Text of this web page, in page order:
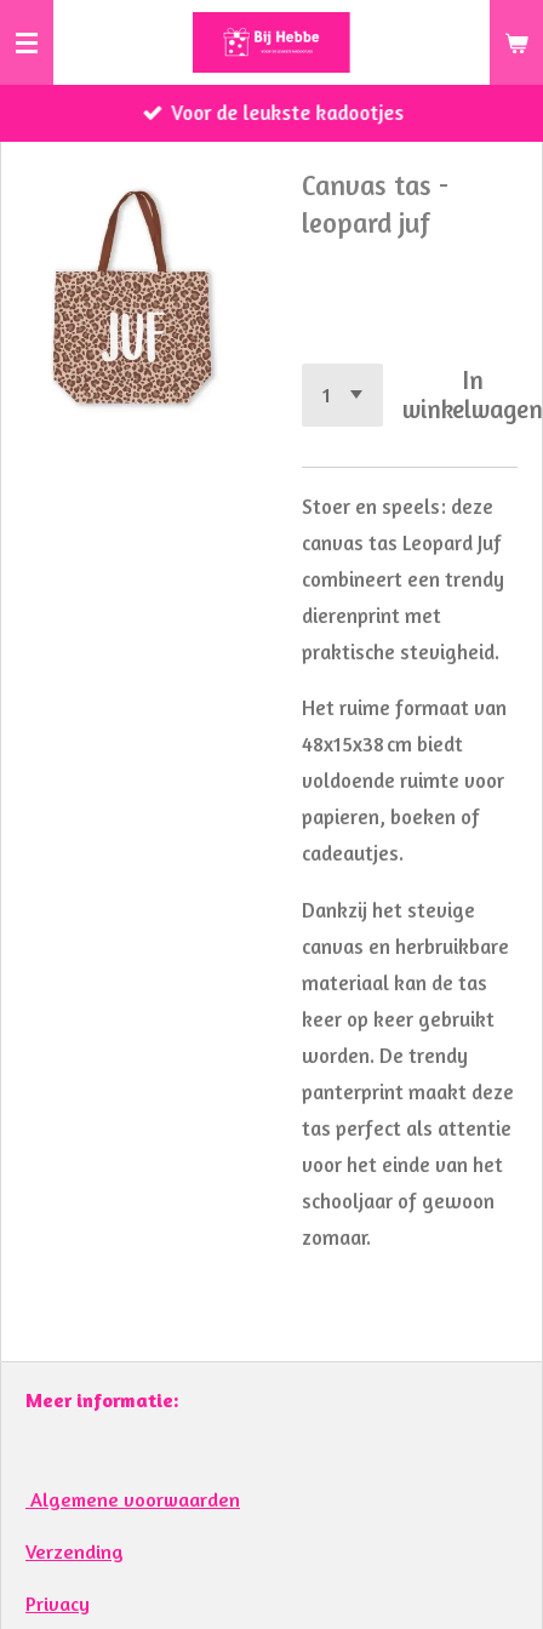
Ga
de
Voor de leukste kadootjes
Canvas tas -
leopard juf
In
winkelwagen
Stoer en speels: deze
canvas tas Leopard Juf
combineert een trendy
dierenprint met
praktische stevigheid.
Het ruime formaat van
48x15x38 cm biedt
voldoende ruimte voor
papieren, boeken of
cadeautjes.
Dankzij het stevige
canvas en herbruikbare
materiaal kan de tas
keer op keer gebruikt
worden. De trendy
panterprint maakt deze
tas perfect als attentie
voor het einde van het
schooljaar of gewoon
zomaar.
Meer informatie:
Algemene voorwaarden
Verzending
Privacy